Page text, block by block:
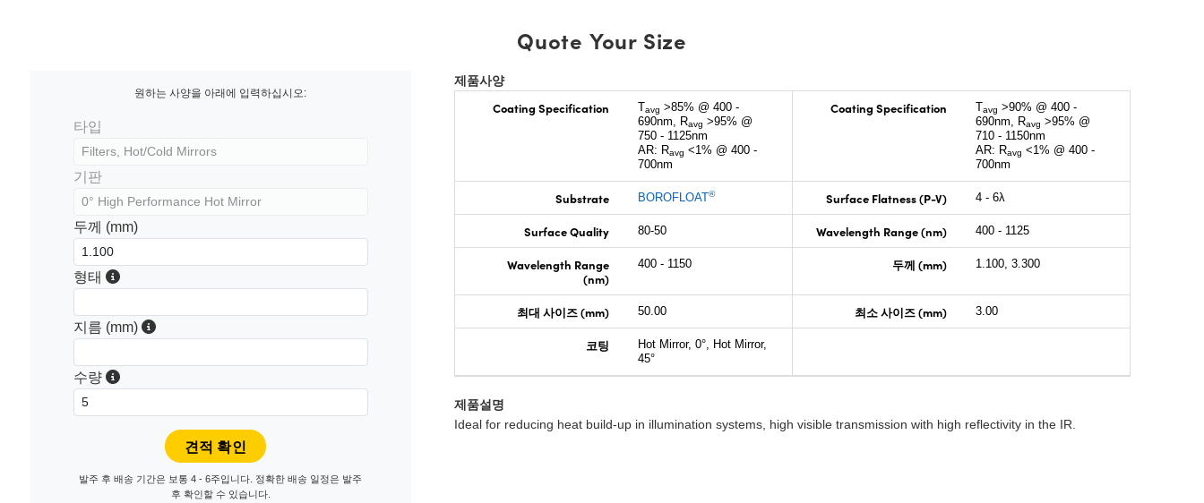
Quote Your Size
원하는 사양을 아래에 입력하십시오:
타입
기판
두께 (mm)
형태
지름 (mm)
수량
발주 후 배송 기간은 보통 4 - 6주입니다. 정확한 배송 일정은 발주
후 확인할 수 있습니다.
제품사양
Coating Specification Tavg >85% @ 400 -
690nm, Ravg >95% @
750 - 1125nm
AR: Ravg <1% @ 400 -
700nm
Coating Specification Tavg >90% @ 400 -
690nm, Ravg >95% @
710 - 1150nm
AR: Ravg <1% @ 400 -
700nm
Substrate BOROFLOAT® Surface Flatness (P-V) 4 - 6λ
Surface Quality 80-50 Wavelength Range (nm) 400 - 1125
Wavelength Range
(nm)
400 - 1150 두께 (mm) 1.100, 3.300
최대 사이즈 (mm) 50.00 최소 사이즈 (mm) 3.00
코팅
Hot Mirror, 0°, Hot Mirror,
45°
제품설명
Ideal for reducing heat build-up in illumination systems, high visible transmission with high reflectivity in the IR.